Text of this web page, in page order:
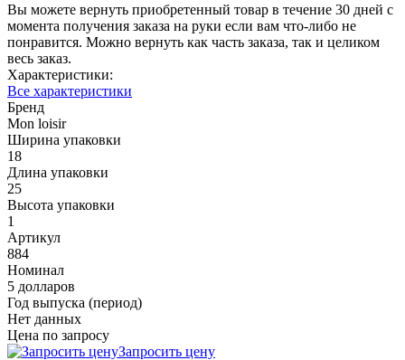
Вы можете вернуть приобретенный товар в течение 30 дней с
момента получения заказа на руки если вам что-либо не
понравится. Можно вернуть как часть заказа, так и целиком
весь заказ.
Характеристики:
Все характеристики
Бренд
Mon loisir
Ширина упаковки
18
Длина упаковки
25
Высота упаковки
1
Артикул
884
Номинал
5 долларов
Год выпуска (период)
Нет данных
Цена по запросу
Запросить цену